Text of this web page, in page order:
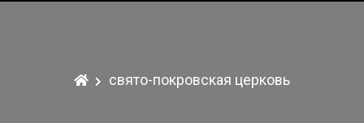
свято-покровская церковь